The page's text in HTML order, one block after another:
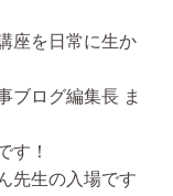
座を日常に生か
ブログ編集長 ま
す！
先生の入場です